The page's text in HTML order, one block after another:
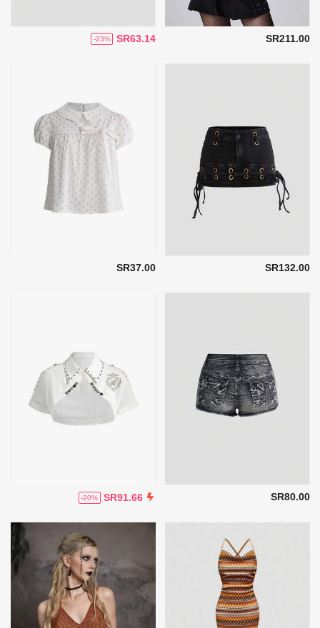
SR211.00
SR63.14
-23%
SR132.00
SR37.00
SR80.00
SR91.66
-20%